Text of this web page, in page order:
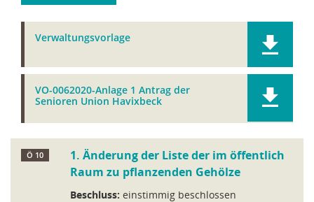
Verwaltungsvorlage
VO-0062020-Anlage 1 Antrag der
Senioren Union Havixbeck
Ö 10
1. Änderung der Liste der im öffentlich
Raum zu pflanzenden Gehölze
Beschluss: einstimmig beschlossen